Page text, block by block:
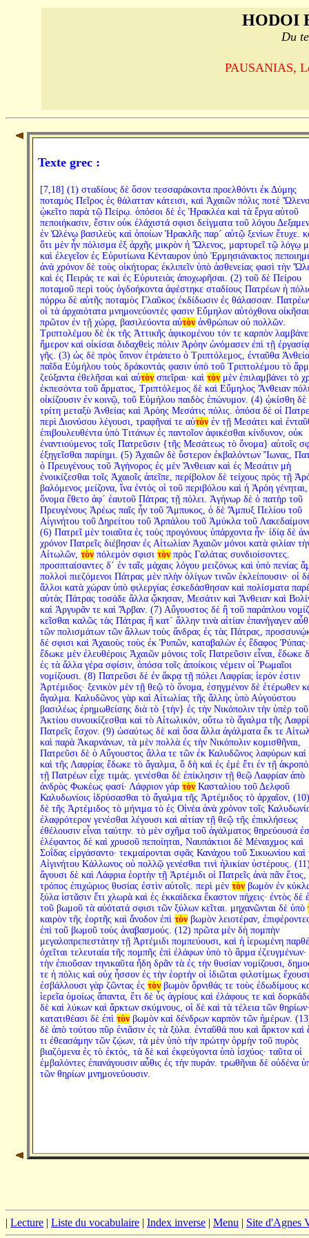
HODOI
Du
PAUSANIAS,
Texte grec :
[7,18] (1) σταδίους δὲ ὅσον τεσσαράκοντα προελθόντι ἐκ Δύμης
ποταμὸς Πεῖρος ἐς θάλατταν κάτεισι, καὶ Ἀχαιῶν πόλις ποτὲ
ᾠκεῖτο παρὰ τῷ Πείρῳ. ὁπόσοι δὲ ἐς Ἡρακλέα καὶ τὰ ἔργα αὐτοῦ
πεποιήκασιν, ἔστιν οὐκ ἐλάχιστά σφισι δείγματα τοῦ λόγου
ἐν Ὠλένῳ βασιλεὺς καὶ ὁποίων Ἡρακλῆς παρ´ αὐτῷ ξενίων ἔτυχε.
ὅτι μὲν ἦν πόλισμα ἐξ ἀρχῆς μικρὸν ἡ Ὤλενος, μαρτυρεῖ τῷ λόγῳ
καὶ ἐλεγεῖον ἐς Εὐρυτίωνα Κένταυρον ὑπὸ Ἑρμησιάνακτος
ἀνὰ χρόνον δὲ τοὺς οἰκήτορας ἐκλιπεῖν ὑπὸ ἀσθενείας φασὶ τὴν
καὶ ἐς Πειράς τε καὶ ἐς Εὐρυτειὰς ἀποχωρῆσαι. (2) τοῦ δὲ Πείρου
ποταμοῦ περὶ τοὺς ὀγδοήκοντα ἀφέστηκε σταδίους Πατρέων ἡ
πόρρω δὲ αὐτῆς ποταμὸς Γλαῦκος ἐκδίδωσιν ἐς θάλασσαν.
οἱ τὰ ἀρχαιότατα μνημονεύοντές φασιν Εὔμηλον αὐτόχθονα οἰκῆσαι
πρῶτον ἐν τῇ χώρᾳ, βασιλεύοντα αὐτὸνἀνθρώπων οὐ πολλῶν.
Τριπτολέμου δὲ ἐκ τῆς Ἀττικῆς ἀφικομένου τόν τε καρπὸν
ἥμερον καὶ οἰκίσαι διδαχθεὶς πόλιν Ἀρόην ὠνόμασεν ἐπὶ τῇ
γῆς. (3) ὡς δὲ πρὸς ὕπνον ἐτράπετο ὁ Τριπτόλεμος, ἐνταῦθα
παῖδα Εὐμήλου τοὺς δράκοντάς φασιν ὑπὸ τοῦ Τριπτολέμου τὸ
ζεύξαντα ἐθελῆσαι καὶ αὐτὸνσπεῖραι· καὶ τὸνμὲν ἐπιλαμβάνει τὸ
ἐκπεσόντα τοῦ ἅρματος, Τριπτόλεμος δὲ καὶ Εὔμηλος Ἄνθειαν
οἰκίζουσιν ἐν κοινῷ, τοῦ Εὐμήλου παιδὸς ἐπώνυμον. (4) ᾠκίσθη δὲ
τρίτη μεταξὺ Ἀνθείας καὶ Ἀρόης Μεσάτις πόλις. ὁπόσα δὲ οἱ
περὶ Διονύσου λέγουσι, τραφῆναί τε αὐτὸνἐν τῇ Μεσάτει καὶ
ἐπιβουλευθέντα ὑπὸ Τιτάνων ἐς παντοῖον ἀφικέσθαι κίνδυνον, οὐκ
ἐναντιούμενος τοῖς Πατρεῦσιν {τῆς Μεσάτεως τὸ ὄνομα} αὐτοῖς
ἐξηγεῖσθαι παρίημι. (5) Ἀχαιῶν δὲ ὕστερον ἐκβαλόντων Ἴωνας,
ὁ Πρευγένους τοῦ Ἀγήνορος ἐς μὲν Ἄνθειαν καὶ ἐς Μεσάτιν μὴ
ἐνοικίζεσθαι τοῖς Ἀχαιοῖς ἀπεῖπε, περίβολον δὲ τείχους πρὸς τῇ
βαλόμενος μείζονα, ἵνα ἐντός οἱ τοῦ περιβόλου καὶ ἡ Ἀρόη γένηται,
ὄνομα ἔθετο ἀφ´ ἑαυτοῦ Πάτρας τῇ πόλει. Ἀγήνωρ δὲ ὁ πατὴρ τοῦ
Πρευγένους Ἀρέως παῖς ἦν τοῦ Ἄμπυκος, ὁ δὲ Ἄμπυξ Πελίου τοῦ
Αἰγινήτου τοῦ Δηρείτου τοῦ Ἁρπάλου τοῦ Ἀμύκλα τοῦ
(6) Πατρεῖ μὲν τοιαῦτα ἐς τοὺς προγόνους ὑπάρχοντα ἦν· ἰδίᾳ δὲ
χρόνον Πατρεῖς διέβησαν ἐς Αἰτωλίαν Ἀχαιῶν μόνοι κατὰ φιλίαν
Αἰτωλῶν, τὸνπόλεμόν σφισι τὸνπρὸς Γαλάτας συνδιοίσοντες.
προσπταίσαντες δ´ ἐν ταῖς μάχαις λόγου μειζόνως καὶ ὑπὸ πενίας
πολλοὶ πιεζόμενοι Πάτρας μὲν πλὴν ὀλίγων τινῶν ἐκλείπουσιν· οἱ
ἄλλοι κατὰ χώραν ὑπὸ φιλεργίας ἐσκεδάσθησαν καὶ πολίσματα
αὐτὰς Πάτρας τοσάδε ἄλλα ᾤκησαν, Μεσάτιν καὶ Ἄνθειαν καὶ
καὶ Ἀργυρᾶν τε καὶ Ἄρβαν. (7) Αὔγουστος δὲ ἢ τοῦ παράπλου
κεῖσθαι καλῶς τὰς Πάτρας ἢ κατ´ ἄλλην τινὰ αἰτίαν ἐπανήγαγεν
τῶν πολισμάτων τῶν ἄλλων τοὺς ἄνδρας ἐς τὰς Πάτρας,
δέ σφισι καὶ Ἀχαιοὺς τοὺς ἐκ Ῥυπῶν, καταβαλὼν ἐς ἔδαφος Ῥύπας·
ἔδωκε μὲν ἐλευθέροις Ἀχαιῶν μόνοις τοῖς Πατρεῦσιν εἶναι, ἔδωκε
ἐς τὰ ἄλλα γέρα σφίσιν, ὁπόσα τοῖς ἀποίκοις νέμειν οἱ Ῥωμαῖοι
νομίζουσι. (8) Πατρεῦσι δὲ ἐν ἄκρᾳ τῇ πόλει Λαφρίας ἱερόν ἐστιν
Ἀρτέμιδος· ξενικὸν μὲν τῇ θεῷ τὸ ὄνομα, ἐσηγμένον δὲ ἑτέρωθεν
ἄγαλμα. Καλυδῶνος γὰρ καὶ Αἰτωλίας τῆς ἄλλης ὑπὸ Αὐγούστου
βασιλέως ἐρημωθείσης διὰ τὸ {τὴν} ἐς τὴν Νικόπολιν τὴν ὑπὲρ τοῦ
Ἀκτίου συνοικίζεσθαι καὶ τὸ Αἰτωλικόν, οὕτω τὸ ἄγαλμα τῆς
Πατρεῖς ἔσχον. (9) ὡσαύτως δὲ καὶ ὅσα ἄλλα ἀγάλματα ἔκ τε
καὶ παρὰ Ἀκαρνάνων, τὰ μὲν πολλὰ ἐς τὴν Νικόπολιν κομισθῆναι,
Πατρεῦσι δὲ ὁ Αὔγουστος ἄλλα τε τῶν ἐκ Καλυδῶνος λαφύρων καὶ
καὶ τῆς Λαφρίας ἔδωκε τὸ ἄγαλμα, ὃ δὴ καὶ ἐς ἐμὲ ἔτι ἐν τῇ
τῇ Πατρέων εἶχε τιμάς. γενέσθαι δὲ ἐπίκλησιν τῇ θεῷ Λαφρίαν ἀπὸ
ἀνδρὸς Φωκέως φασί· Λάφριον γὰρ τὸνΚασταλίου τοῦ Δελφοῦ
Καλυδωνίοις ἱδρύσασθαι τὸ ἄγαλμα τῆς Ἀρτέμιδος τὸ ἀρχαῖον,
δὲ τῆς Ἀρτέμιδος τὸ μήνιμα τὸ ἐς Οἰνέα ἀνὰ χρόνον τοῖς
ἐλαφρότερον γενέσθαι λέγουσι καὶ αἰτίαν τῇ θεῷ τῆς ἐπικλήσεως
ἐθέλουσιν εἶναι ταύτην. τὸ μὲν σχῆμα τοῦ ἀγάλματος θηρεύουσά
ἐλέφαντος δὲ καὶ χρυσοῦ πεποίηται, Ναυπάκτιοι δὲ Μέναιχμος καὶ
Σοΐδας εἰργάσαντο· τεκμαίρονται σφᾶς Κανάχου τοῦ Σικυωνίου καὶ
Αἰγινήτου Κάλλωνος οὐ πολλῷ γενέσθαι τινὶ ἡλικίαν ὑστέρους.
ἄγουσι δὲ καὶ Λάφρια ἑορτὴν τῇ Ἀρτέμιδι οἱ Πατρεῖς ἀνὰ πᾶν ἔτος,
τρόπος ἐπιχώριος θυσίας ἐστὶν αὐτοῖς. περὶ μὲν τὸνβωμὸν ἐν
ξύλα ἱστᾶσιν ἔτι χλωρὰ καὶ ἐς ἑκκαίδεκα ἕκαστον πήχεις· ἐντὸς δὲ
τοῦ βωμοῦ τὰ αὐότατά σφισι τῶν ξύλων κεῖται. μηχανῶνται δὲ ὑπὸ
καιρὸν τῆς ἑορτῆς καὶ ἄνοδον ἐπὶ τὸνβωμὸν λειοτέραν,
ἐπὶ τοῦ βωμοῦ τοὺς ἀναβασμούς. (12) πρῶτα μὲν δὴ πομπὴν
μεγαλοπρεπεστάτην τῇ Ἀρτέμιδι πομπεύουσι, καὶ ἡ ἱερωμένη
ὀχεῖται τελευταία τῆς πομπῆς ἐπὶ ἐλάφων ὑπὸ τὸ ἅρμα ἐζευγμένων·
τὴν ἐπιοῦσαν τηνικαῦτα ἤδη δρᾶν τὰ ἐς τὴν θυσίαν νομίζουσι,
τε ἡ πόλις καὶ οὐχ ἧσσον ἐς τὴν ἑορτὴν οἱ ἰδιῶται φιλοτίμως
ἐσβάλλουσι γὰρ ζῶντας ἐς τὸνβωμὸν ὄρνιθάς τε τοὺς ἐδωδίμους
ἱερεῖα ὁμοίως ἅπαντα, ἔτι δὲ ὗς ἀγρίους καὶ ἐλάφους τε καὶ
δὲ καὶ λύκων καὶ ἄρκτων σκύμνους, οἱ δὲ καὶ τὰ τέλεια τῶν θηρίων·
κατατιθέασι δὲ ἐπὶ τὸνβωμὸν καὶ δένδρων καρπὸν τῶν ἡμέρων.
δὲ ἀπὸ τούτου πῦρ ἐνιᾶσιν ἐς τὰ ξύλα. ἐνταῦθά που καὶ ἄρκτον καὶ
τι ἐθεασάμην τῶν ζῴων, τὰ μὲν ὑπὸ τὴν πρώτην ὁρμὴν τοῦ πυρὸς
βιαζόμενα ἐς τὸ ἐκτός, τὰ δὲ καὶ ἐκφεύγοντα ὑπὸ ἰσχύος· ταῦτα οἱ
ἐμβαλόντες ἐπανάγουσιν αὖθις ἐς τὴν πυράν. τρωθῆναι δὲ οὐδένα
τῶν θηρίων μνημονεύουσιν.
| Lecture | Liste du vocabulaire | Index inverse | Menu | Site d'Agnes